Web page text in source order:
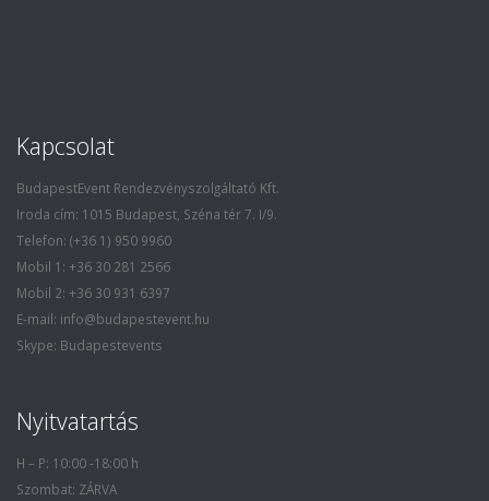
Kapcsolat
BudapestEvent Rendezvényszolgáltató Kft.
Iroda cím: 1015 Budapest, Széna tér 7. I/9.
Telefon: (+36 1) 950 9960
Mobil 1: +36 30 281 2566
Mobil 2: +36 30 931 6397
E-mail: info@budapestevent.hu
Skype: Budapestevents
Nyitvatartás
H – P: 10:00 -18:00 h
Szombat: ZÁRVA